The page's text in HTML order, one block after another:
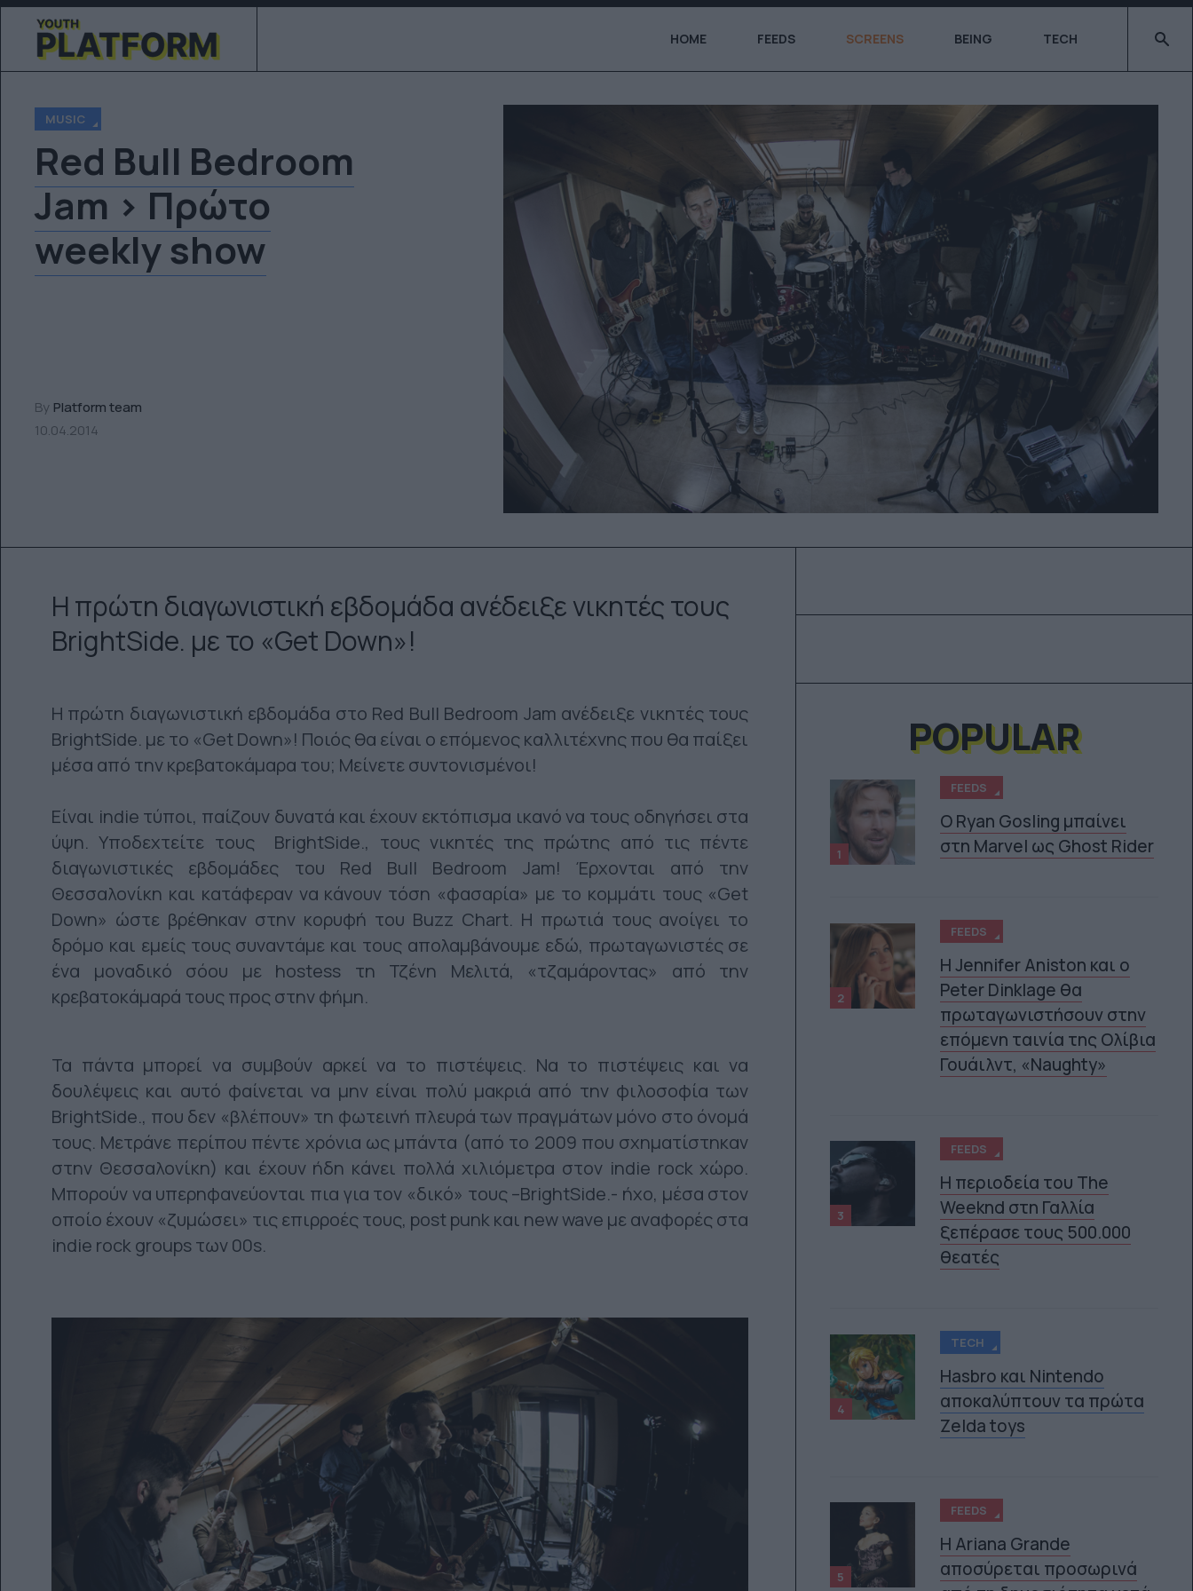
HOME FEEDS SCREENS BEING TECH Type
MUSIC
Red Bull Bedroom
Jam > Πρώτο
weekly show
By Platform team
10.04.2014
Η πρώτη διαγωνιστική εβδομάδα ανέδειξε νικητές τους
BrightSide. με το «Get Down»!
Η πρώτη διαγωνιστική εβδομάδα στο Red Bull Bedroom Jam ανέδειξε νικητές τους
BrightSide. με το «Get Down»! Ποιός θα είναι ο επόμενος καλλιτέχνης που θα παίξει
μέσα από την κρεβατοκάμαρα του; Μείνετε συντονισμένοι!
Είναι indie τύποι, παίζουν δυνατά και έχουν εκτόπισμα ικανό να τους οδηγήσει στα
ύψη. Υποδεχτείτε τους BrightSide., τους νικητές της πρώτης από τις πέντε
διαγωνιστικές εβδομάδες του Red Bull Bedroom Jam! Έρχονται από την
Θεσσαλονίκη και κατάφεραν να κάνουν τόση «φασαρία» με το κομμάτι τους «Get
Down» ώστε βρέθηκαν στην κορυφή του Buzz Chart. H πρωτιά τους ανοίγει το
δρόμο και εμείς τους συναντάμε και τους απολαμβάνουμε εδώ, πρωταγωνιστές σε
ένα μοναδικό σόου με hostess τη Τζένη Μελιτά, «τζαμάροντας» από την
κρεβατοκάμαρά τους προς στην φήμη.
Τα πάντα μπορεί να συμβούν αρκεί να το πιστέψεις. Να το πιστέψεις και να
δουλέψεις και αυτό φαίνεται να μην είναι πολύ μακριά από την φιλοσοφία των
BrightSide., που δεν «βλέπουν» τη φωτεινή πλευρά των πραγμάτων μόνο στο όνομά
τους. Μετράνε περίπου πέντε χρόνια ως μπάντα (από το 2009 που σχηματίστηκαν
στην Θεσσαλονίκη) και έχουν ήδη κάνει πολλά χιλιόμετρα στον indie rock χώρο.
Μπορούν να υπερηφανεύονται πια για τον «δικό» τους –ΒrightSide.- ήχο, μέσα στον
οποίο έχουν «ζυμώσει» τις επιρροές τους, post punk και new wave με αναφορές στα
indie rock groups των 00s.
POPULAR
1
FEEDS
Ο Ryan Gosling μπαίνει
στη Marvel ως Ghost Rider
2
FEEDS
Η Jennifer Aniston και ο
Peter Dinklage θα
πρωταγωνιστήσουν στην
επόμενη ταινία της Ολίβια
Γουάιλντ, «Naughty»
3
FEEDS
Η περιοδεία του The
Weeknd στη Γαλλία
ξεπέρασε τους 500.000
θεατές
4
TECH
Hasbro και Nintendo
αποκαλύπτουν τα πρώτα
Zelda toys
5
FEEDS
Η Ariana Grande
αποσύρεται προσωρινά